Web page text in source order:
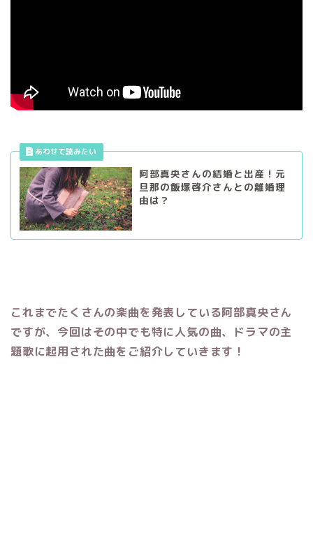
阿部真央さんの結婚と出産！元
旦那の飯塚啓介さんとの離婚理
由は？
これまでたくさんの楽曲を発表している阿部真央さん
ですが、今回はその中でも特に人気の曲、ドラマの主
題歌に起用された曲をご紹介していきます！